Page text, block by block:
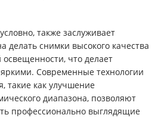
также заслуживает
делать снимки высокого качества
что делает
Современные технологии
такие как улучшение
диапазона, позволяют
профессионально выглядящие